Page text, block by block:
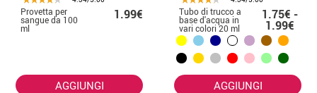
Provetta per
sangue da 100
ml
1.99€
AGGIUNGI
Tubo di trucco a
base d'acqua in
vari colori 20 ml
1.75€ -
1.99€
AGGIUNGI